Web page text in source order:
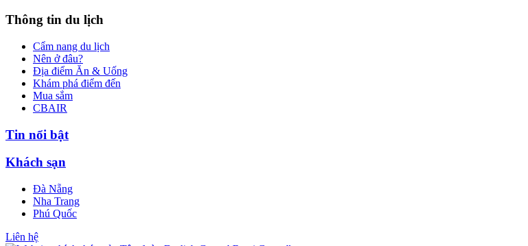
Thông tin du lịch
Cẩm nang du lịch
Nên ở đâu?
Địa điểm Ăn & Uống
Khám phá điểm đến
Mua sắm
CBAIR
Tin nổi bật
Khách sạn
Đà Nẵng
Nha Trang
Phú Quốc
Liên hệ